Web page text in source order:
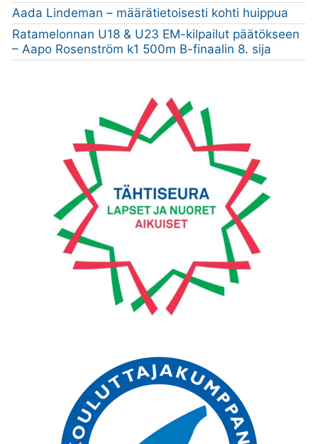
Aada Lindeman – määrätietoisesti kohti huippua
Ratamelonnan U18 & U23 EM-kilpailut päätökseen
– Aapo Rosenström k1 500m B-finaalin 8. sija